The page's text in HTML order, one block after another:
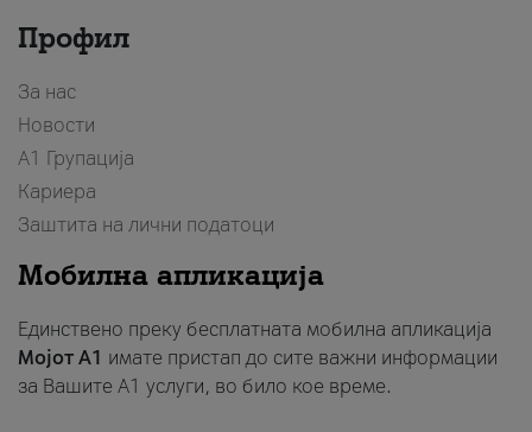
Профил
За нас
Новости
А1 Групација
Кариера
Заштита на лични податоци
Мобилна апликација
Единствено преку бесплатната мобилна апликација
Мојот A1 имате пристап до сите важни информации
за Вашите A1 услуги, во било кое време.